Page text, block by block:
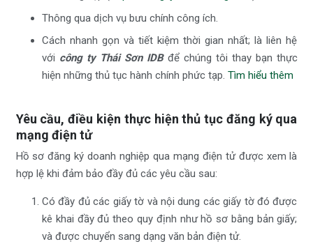
Thông qua dịch vụ bưu chính công ích.
Cách nhanh gọn và tiết kiệm thời gian nhất; là liên hệ
với công ty Thái Sơn IDBđể chúng tôi thay bạn thực
hiện những thủ tục hành chính phức tạp. Tìm hiểu thêm
Yêu cầu, điều kiện thực hiện thủ tục đăng ký qua
mạng điện tử
Hồ sơ đăng ký doanh nghiệp qua mạng điện tử được xem là
hợp lệ khi đảm bảo đầy đủ các yêu cầu sau:
Có đầy đủ các giấy tờ và nội dung các giấy tờ đó được
kê khai đầy đủ theo quy định như hồ sơ bằng bản giấy;
và được chuyển sang dạng văn bản điện tử.